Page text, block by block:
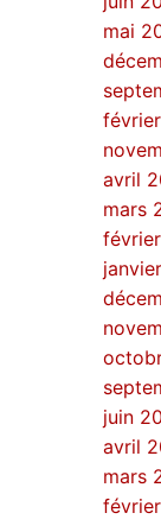
mai
avril
mars
juin
avril
mars